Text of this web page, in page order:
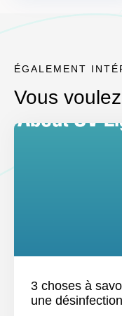
ÉGALEMENT
Vous
3 choses à
une